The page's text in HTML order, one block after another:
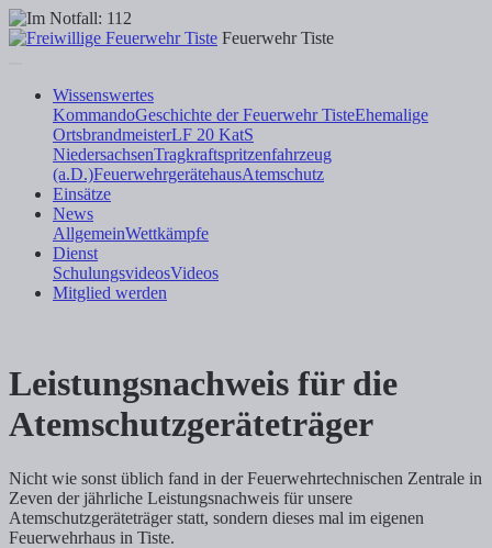
Feuerwehr Tiste
Wissenswertes
KommandoGeschichte der Feuerwehr TisteEhemalige
OrtsbrandmeisterLF 20 KatS
NiedersachsenTragkraftspritzenfahrzeug
(a.D.)FeuerwehrgerätehausAtemschutz
Einsätze
News
AllgemeinWettkämpfe
Dienst
SchulungsvideosVideos
Mitglied werden
Leistungsnachweis für die
Atemschutzgeräteträger
Nicht wie sonst üblich fand in der Feuerwehrtechnischen Zentrale in
Zeven der jährliche Leistungsnachweis für unsere
Atemschutzgeräteträger statt, sondern dieses mal im eigenen
Feuerwehrhaus in Tiste.